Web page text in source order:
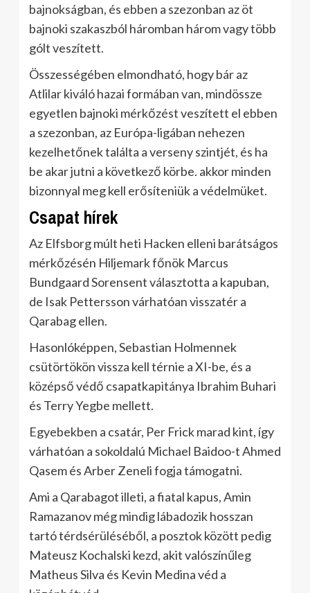
bajnokságban, és ebben a szezonban az öt
bajnoki szakaszból háromban három vagy több
gólt veszített.
Összességében elmondható, hogy bár az
Atlilar kiváló hazai formában van, mindössze
egyetlen bajnoki mérkőzést veszített el ebben
a szezonban, az Európa-ligában nehezen
kezelhetőnek találta a verseny szintjét, és ha
be akar jutni a következő körbe. akkor minden
bizonnyal meg kell erősíteniük a védelmüket.
Csapat hírek
Az Elfsborg múlt heti Hacken elleni barátságos
mérkőzésén Hiljemark főnök Marcus
Bundgaard Sorensent választotta a kapuban,
de Isak Pettersson várhatóan visszatér a
Qarabag ellen.
Hasonlóképpen, Sebastian Holmennek
csütörtökön vissza kell térnie a XI-be, és a
középső védő csapatkapitánya Ibrahim Buhari
és Terry Yegbe mellett.
Egyebekben a csatár, Per Frick marad kint, így
várhatóan a sokoldalú Michael Baidoo-t Ahmed
Qasem és Arber Zeneli fogja támogatni.
Ami a Qarabagot illeti, a fiatal kapus, Amin
Ramazanov még mindig lábadozik hosszan
tartó térdsérüléséből, a posztok között pedig
Mateusz Kochalski kezd, akit valószínűleg
Matheus Silva és Kevin Medina véd a